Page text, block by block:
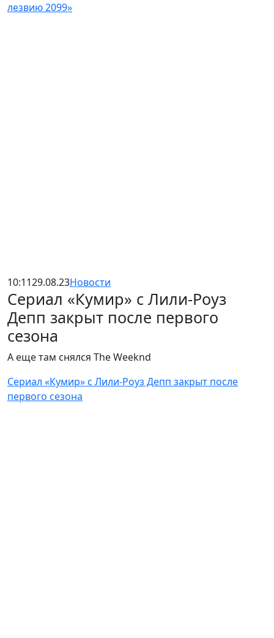
лезвию 2099»
10:1129.08.23Новости
Сериал «Кумир» с Лили-Роуз
Депп закрыт после первого
сезона
А еще там снялся The Weeknd
Сериал «Кумир» с Лили-Роуз Депп закрыт после
первого сезона